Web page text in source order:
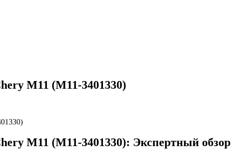
M11 (M11-3401330)
M11 (M11-3401330): Экспертный обзор